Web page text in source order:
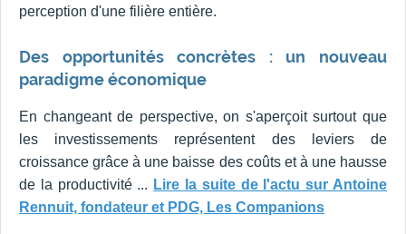
perception d'une filière entière.
Des opportunités concrètes : un nouveau
paradigme économique
En changeant de perspective, on s'aperçoit surtout que
les investissements représentent des leviers de
croissance grâce à une baisse des coûts et à une hausse
de la productivité ... Lire la suite de l'actu sur Antoine
Rennuit, fondateur et PDG, Les Companions